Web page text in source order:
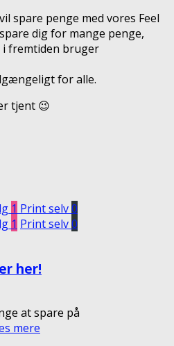
spare penge med vores Feel
dig for mange penge,
i fremtiden bruger
for alle.
tjent 😉
1 Print selv0
1 Print selv0
her!
at spare på
mere